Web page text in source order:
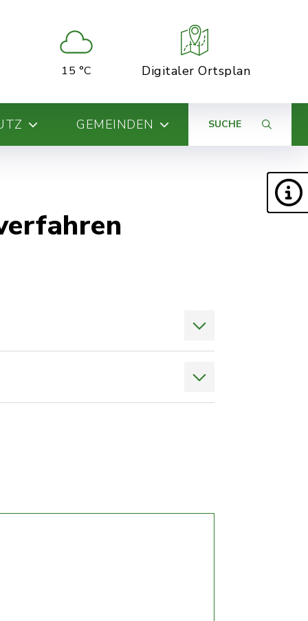
15 °C Digitaler Ortsplan
GEMEINDEN SUCHE